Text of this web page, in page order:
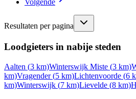
Volgende
Resultaten per pagina
Loodgieters in nabije steden
Aalten (3 km)Winterswijk Miste (3 km)
km)Vragender(5 km)Lichtenvoorde (6
km)Winterswijk (7 km)Lievelde (8 km)